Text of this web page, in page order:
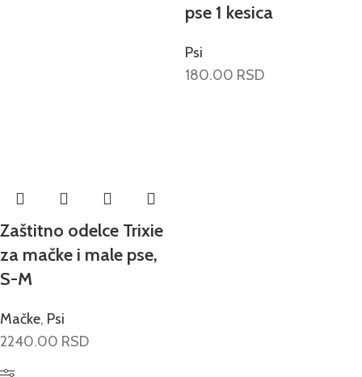
Zaštitno odelce Trixie
za mačke i male pse,
S-M
Mačke, Psi
2240.00 RSD
pse 1 kesica
Psi
180.00 RSD